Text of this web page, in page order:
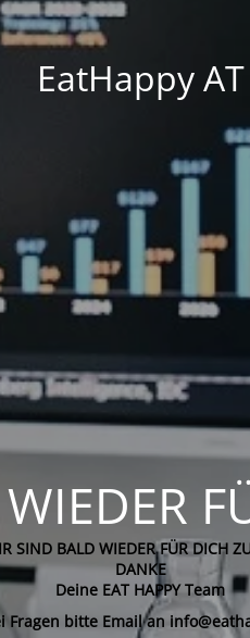
EatHappy AT
SIND BALD WIEDER FÜR DICH
DANKE
Deine EAT HAPPY Team
Fragen bitte Email an